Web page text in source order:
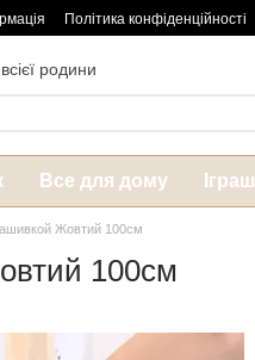
Політика конфіденційності
родини
Все для дому
Жовтий 100см
100см